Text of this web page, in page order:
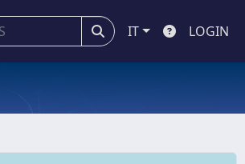
IT LOGIN